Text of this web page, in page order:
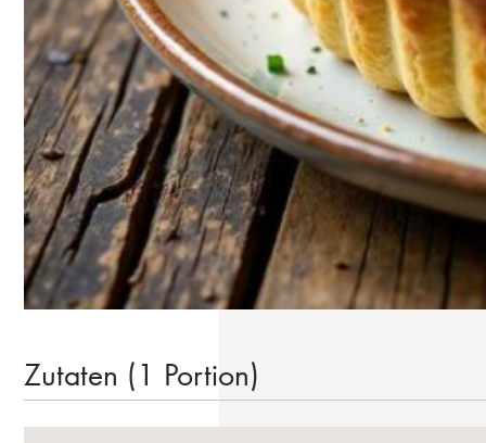
Zutaten (1 Portion)